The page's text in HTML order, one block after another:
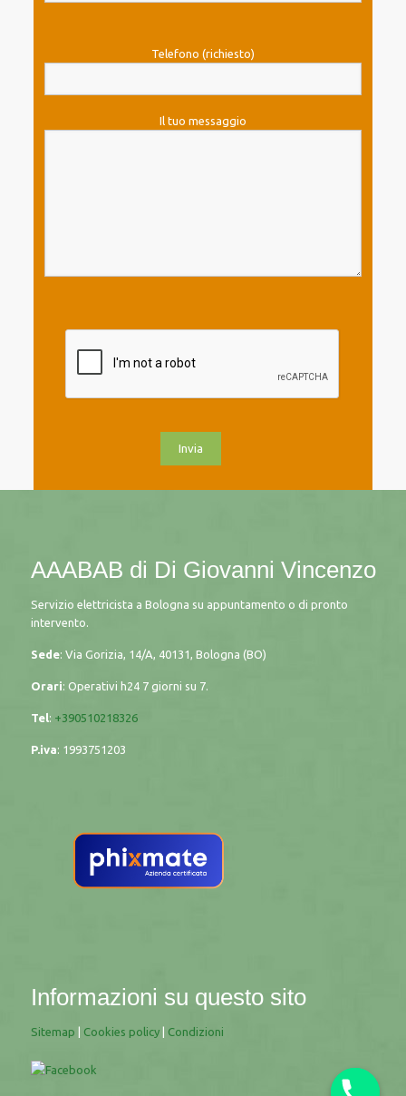
Telefono (richiesto)
Il tuo messaggio
AAABAB di Di Giovanni Vincenzo
Servizio elettricista a Bologna su appuntamento o di pronto
intervento.
Sede: Via Gorizia, 14/A, 40131, Bologna (BO)
Orari: Operativi h24 7 giorni su 7.
Tel: +390510218326
P.iva: 1993751203
Informazioni su questo sito
Sitemap Cookies policy| Condizioni